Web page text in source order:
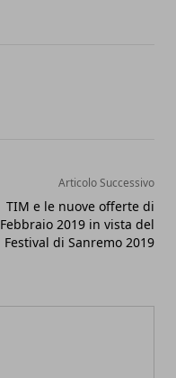
Articolo Successivo
TIM e le nuove offerte di
Febbraio 2019 in vista del
Festival di Sanremo 2019